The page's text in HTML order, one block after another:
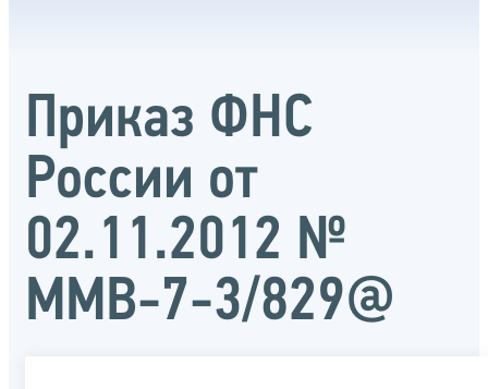
Приказ ФНС
России от
02.11.2012 №
ММВ-7-3/829@